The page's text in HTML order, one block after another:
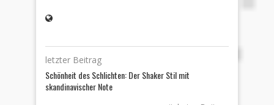
letzter Beitrag
Schönheit des Schlichten: Der Shaker Stil mit
skandinavischer Note